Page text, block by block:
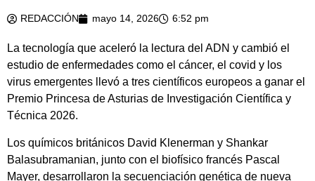
REDACCIÓN mayo 14, 2026 6:52 pm
La tecnología que aceleró la lectura del ADN y cambió el
estudio de enfermedades como el cáncer, el covid y los
virus emergentes llevó a tres científicos europeos a ganar el
Premio Princesa de Asturias de Investigación Científica y
Técnica 2026.
Los químicos británicos David Klenerman y Shankar
Balasubramanian, junto con el biofísico francés Pascal
Mayer, desarrollaron la secuenciación genética de nueva